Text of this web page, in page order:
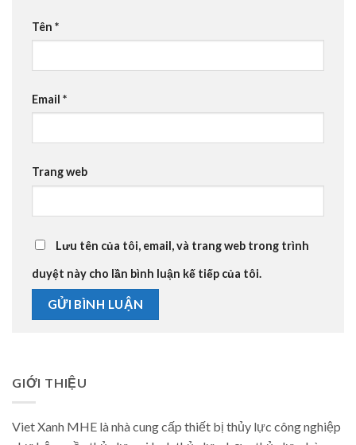
Tên *
Email *
Trang web
Lưu tên của tôi, email, và trang web trong trình
duyệt này cho lần bình luận kế tiếp của tôi.
GIỚI THIỆU
Viet Xanh MHE là nhà cung cấp thiết bị thủy lực công nghiệp